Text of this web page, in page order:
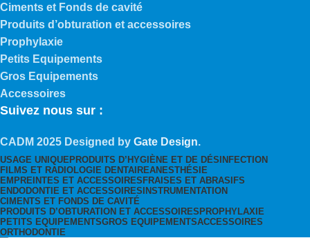
Ciments et Fonds de cavité
Produits d’obturation et accessoires
Prophylaxie
Petits Equipements
Gros Equipements
Accessoires
Suivez nous sur :
CADM 2025 Designed by Gate Design.
USAGE UNIQUEPRODUITS D’HYGIÈNE ET DE DÉSINFECTION
FILMS ET RADIOLOGIE DENTAIREANESTHÉSIE
EMPREINTES ET ACCESSOIRESFRAISES ET ABRASIFS
ENDODONTIE ET ACCESSOIRESINSTRUMENTATION
CIMENTS ET FONDS DE CAVITÉ
PRODUITS D’OBTURATION ET ACCESSOIRESPROPHYLAXIE
PETITS EQUIPEMENTSGROS EQUIPEMENTSACCESSOIRES
ORTHODONTIE